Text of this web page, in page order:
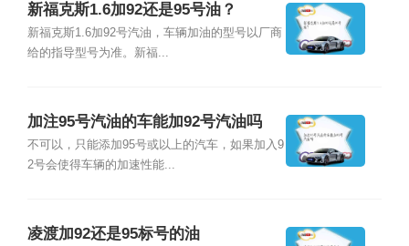
新福克斯1.6加92还是95号油？
新福克斯1.6加92号汽油，车辆加油的型号以厂商
给的指导型号为准。新福...
加注95号汽油的车能加92号汽油吗
不可以，只能添加95号或以上的汽车，如果加入9
2号会使得车辆的加速性能...
凌渡加92还是95标号的油